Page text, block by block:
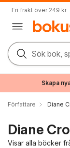
Fri frakt över 249 kr
Sök bok,
Skapa
Författare Diane
Diane
Visar alla böcker